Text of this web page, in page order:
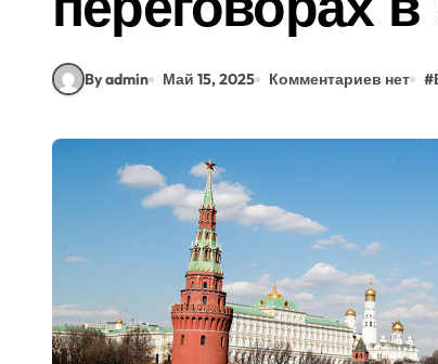
By admin Май 15, 2025 Комментариев нет #